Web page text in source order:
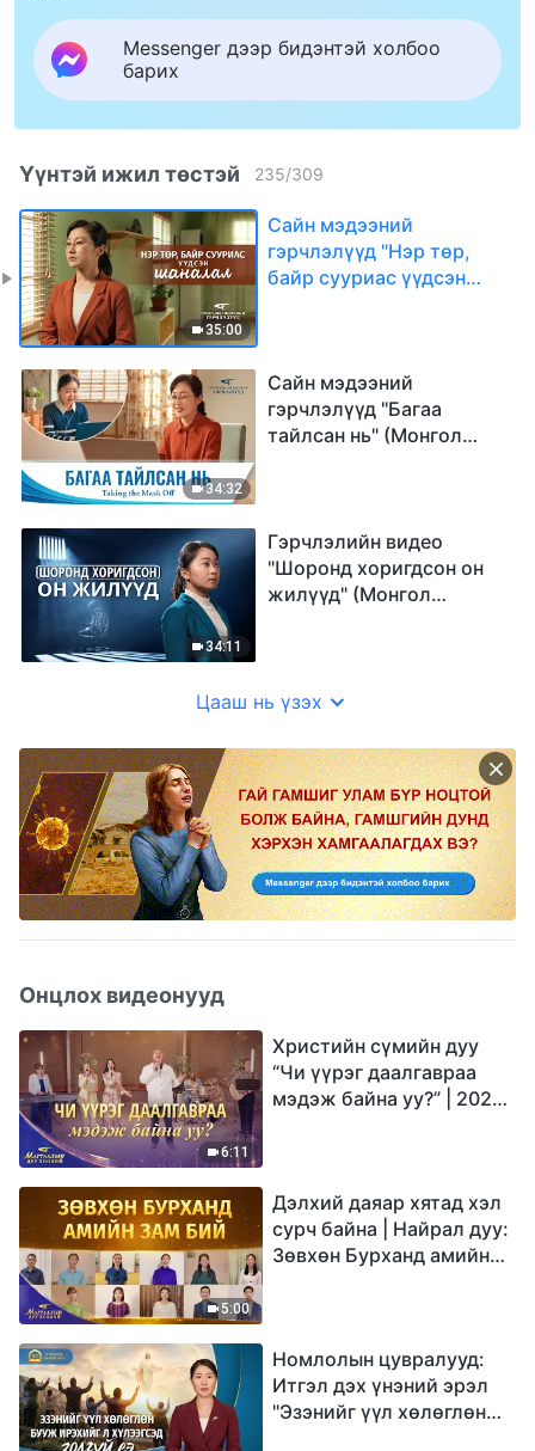
Messenger дээр бидэнтэй холбоо
барих
Үүнтэй ижил төстэй 235/309
35:00
Сайн мэдээний
гэрчлэлүүд "Нэр төр,
байр сууриас үүдсэн
34:32
Сайн мэдээний
гэрчлэлүүд "Багаа
тайлсан нь" (Mонгол
34:11
Гэрчлэлийн видео
"Шоронд хоригдсон он
жилүүд" (Mонгол
Цааш нь үзэх
Онцлох видеонууд
6:11
Христийн сүмийн дуу
“Чи үүрэг даалгавраа
мэдэж байна уу?” | 2026
5:00
Дэлхий даяар хятад хэл
сурч байна | Найрал дуу:
Зөвхөн Бурханд амийн
Номлолын цувралууд:
Итгэл дэх үнэний эрэл
"Эзэнийг үүл хөлөглөн